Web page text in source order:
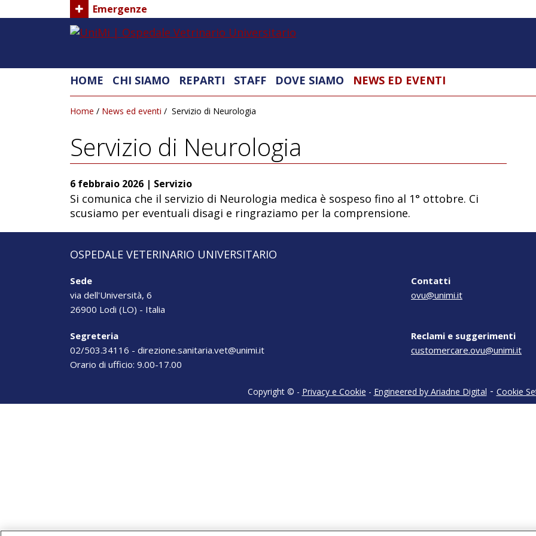
Emergenze
Vetrinario
Universitario
HOME CHI SIAMO REPARTI STAFF DOVE SIAMO NEWS ED EVENTI
Home / News ed eventi / Servizio di Neurologia
Servizio di Neurologia
6 febbraio 2026 | Servizio
Si comunica che il servizio di Neurologia medica è sospeso fino al 1° ottobre. Ci
scusiamo per eventuali disagi e ringraziamo per la comprensione.
OSPEDALE VETERINARIO UNIVERSITARIO
Sede
via dell'Università, 6
26900 Lodi (LO) - Italia
Contatti
ovu@unimi.it
Segreteria
02/503.34116 - direzione.sanitaria.vet@unimi.it
Orario di ufficio: 9.00-17.00
Reclami e suggerimenti
customercare.ovu@unimi.it
Copyright © - Privacy e Cookie - Engineered by Ariadne Digital - Cookie